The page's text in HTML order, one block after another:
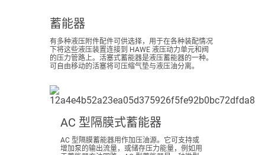
蓄能器
有多种液压附件配件可供选择，用于在各种装配情况
下将这些液压装置连接到 HAWE 液压动力单元和阀
的压力管路上。活塞式蓄能器是液压蓄能器的一种。
可自由移动的活塞将可压缩气垫与液压油分离。
AC 型隔膜式蓄能器
AC 型隔膜蓄能器用作加压油源。它可支持或
增加泵的输出流量，或储存压力能量，例如用